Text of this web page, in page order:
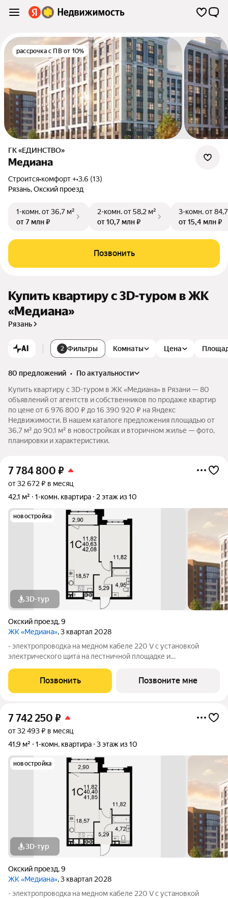
рассрочка с ПВ от 10%
ГК «ЕДИНСТВО»
Медиана
Строится•комфорт +•3.6 (13)
Рязань,Окский проезд
1-комн.от 36,7 м²
от 7 млн ₽
2-комн.от 58,2 м²
от 10,7 млн ₽
3-комн.от
от 15,4 млн ₽
Позвонить
Купить квартиру c 3D-туром в ЖК
«Медиана»
Рязань
AI 2 Фильтры Комнаты Цена
80 предложений •
по актуальности
Купить квартиру c 3D-туром в ЖК «Медиана» в Рязани — 80
объявлений от агентств и собственников по продаже квартир
по цене от 6 976 800 ₽ до 16 390 920 ₽ на Яндекс
Недвижимости. В нашем каталоге предложения площадью от
36,7 м² до 90,1 м² в новостройках и вторичном жилье — фото,
планировки и характеристики.
7 784 800 ₽
от 32 672 ₽ в месяц
42,1 м²
1-комн. квартира 2 этаж из 10
новостройка
3D-тур
Окский проезд,9
ЖК «Медиана», 3 квартал 2028
- электропроводка на медном кабеле 220 V с установкой
электрического щита на лестничной площадке и
стен, кроме стен лоджий, откосов дверных и оконных
проемов, ниш прохождения стояков
Позвонить Позвоните мне
7 742 250 ₽
от 32 493 ₽ в месяц
41,9 м²
1-комн. квартира 3 этаж из 10
новостройка
3D-тур
Окский проезд,9
ЖК «Медиана», 3 квартал 2028
- электропроводка на медном кабеле 220 V с установкой